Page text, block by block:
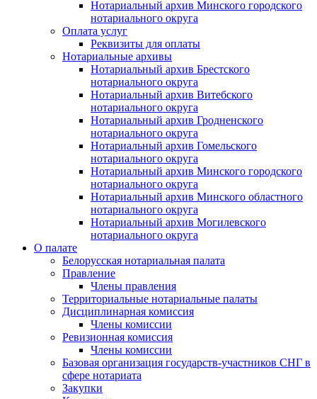
Нотариальный архив Минского городского
нотариального округа
Оплата услуг
Реквизиты для оплаты
Нотариальные архивы
Нотариальный архив Брестского
нотариального округа
Нотариальный архив Витебского
нотариального округа
Нотариальный архив Гродненского
нотариального округа
Нотариальный архив Гомельского
нотариального округа
Нотариальный архив Минского городского
нотариального округа
Нотариальный архив Минского областного
нотариального округа
Нотариальный архив Могилевского
нотариального округа
О палате
Белорусская нотариальная палата
Правление
Члены правления
Территориальные нотариальные палаты
Дисциплинарная комиссия
Члены комиссии
Ревизионная комиссия
Члены комиссии
Базовая организация государств-участников СНГ в
сфере нотариата
Закупки